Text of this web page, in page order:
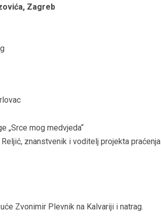
Zagreb
„Srce mog medvjeda“
znanstvenik i voditelj projekta praćenja
Zvonimir Plevnik na Kalvariji i natrag.